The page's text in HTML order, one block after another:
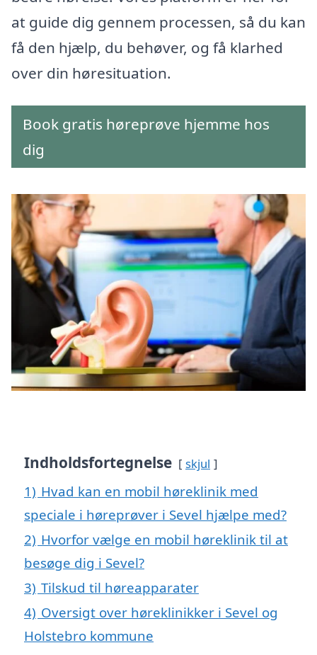
at guide dig gennem processen, så du kan
få den hjælp, du behøver, og få klarhed
over din høresituation.
Book gratis høreprøve hjemme hos
dig
Indholdsfortegnelse skjul
1) Hvad kan en mobil høreklinik med
speciale i høreprøver i Sevel hjælpe med?
2) Hvorfor vælge en mobil høreklinik til at
besøge dig i Sevel?
3) Tilskud til høreapparater
4) Oversigt over høreklinikker i Sevel og
Holstebro kommune